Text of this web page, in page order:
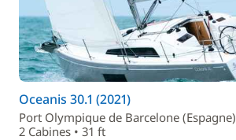
Oceanis 30.1 (2021)
Port Olympique de Barcelone (Espagne)
2 Cabines • 31 ft